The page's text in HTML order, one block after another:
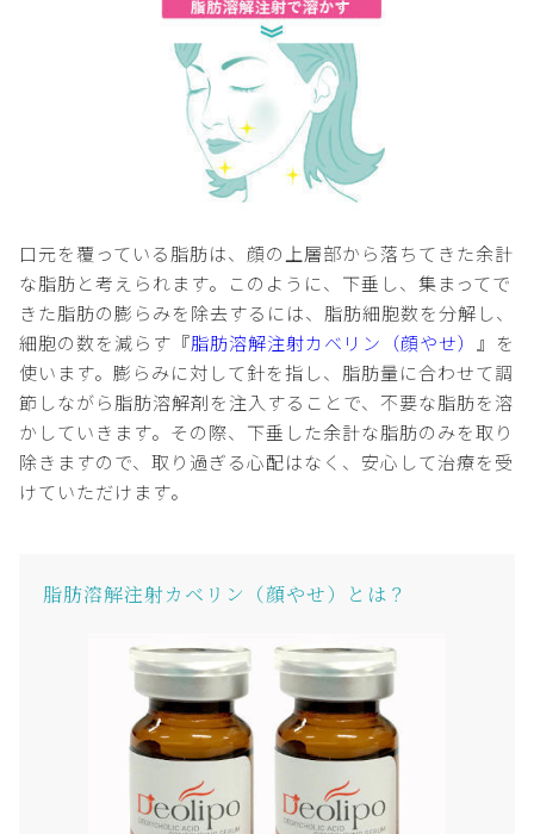
口元を覆っている脂肪は、顔の上層部から落ちてきた余計
な脂肪と考えられます。このように、下垂し、集まってで
きた脂肪の膨らみを除去するには、脂肪細胞数を分解し、
細胞の数を減らす『脂肪溶解注射カベリン（顔やせ）
』を
使います。膨らみに対して針を指し、脂肪量に合わせて調
節しながら脂肪溶解剤を注入することで、不要な脂肪を溶
かしていきます。その際、下垂した余計な脂肪のみを取り
除きますので、取り過ぎる心配はなく、安心して治療を受
けていただけます。
脂肪溶解注射カベリン（顔やせ）とは？